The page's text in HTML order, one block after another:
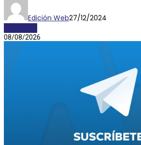
Edición Web27/12/2024
08/08/2026